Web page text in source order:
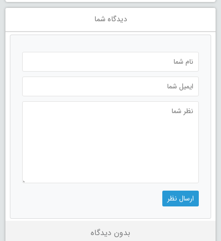
دیدگاه شما
بدون دیدگاه